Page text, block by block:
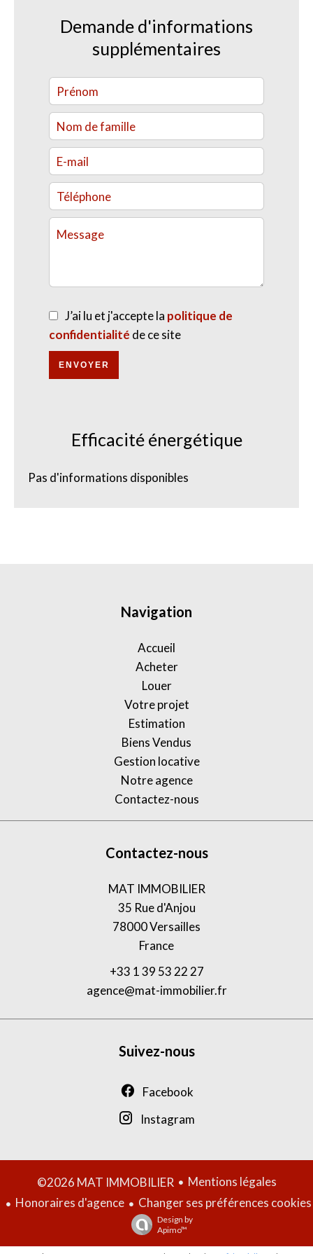
Demande d'informations
supplémentaires
J’ai lu et j'accepte la politique de
confidentialité de ce site
ENVOYER
Efficacité énergétique
Pas d'informations disponibles
Navigation
Accueil
Acheter
Louer
Votre projet
Estimation
Biens Vendus
Gestion locative
Notre agence
Contactez-nous
Contactez-nous
MAT IMMOBILIER
35 Rue d'Anjou
78000Versailles
France
+33 1 39 53 22 27
agence@mat-immobilier.fr
Suivez-nous
Facebook
Instagram
©2026 MAT IMMOBILIER
Mentions légales
Honoraires d'agence
Changer ses préférences cookies
Design by
Apimo™